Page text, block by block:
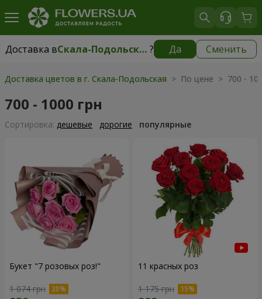
Доставка в Скала-Подольская ? Да Сменить
Доставка вСкала-Подольская |700 грн
Доставка цветов в г. Скала-Подольская > По цене > 700 -
700 - 1000 грн
Cортировка: дешевые дорогие популярные
Букет "7 розовых роз!"
1 074 грн
11 красных роз
1 175 грн